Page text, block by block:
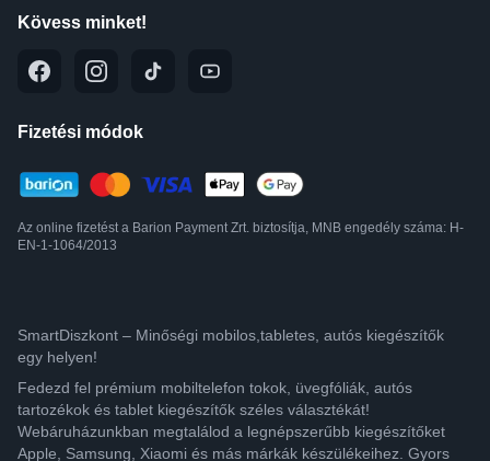
Kövess minket!
Fizetési módok
Az online fizetést a Barion Payment Zrt. biztosítja, MNB engedély száma: H-
EN-1-1064/2013
SmartDiszkont – Minőségi mobilos,tabletes, autós kiegészítők
egy helyen!
Fedezd fel prémium mobiltelefon tokok, üvegfóliák, autós
tartozékok és tablet kiegészítők széles választékát!
Webáruházunkban megtalálod a legnépszerűbb kiegészítőket
Apple, Samsung, Xiaomi és más márkák készülékeihez. Gyors